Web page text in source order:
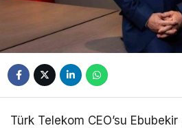
Türk Telekom CEO’su